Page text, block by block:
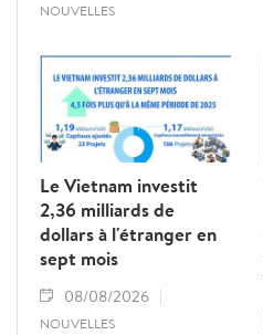
NOUVELLES
Le Vietnam investit
2,36 milliards de
dollars à l'étranger en
sept mois
08/08/2026
NOUVELLES